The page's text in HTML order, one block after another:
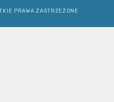
PRAWA ZASTRZEŻONE